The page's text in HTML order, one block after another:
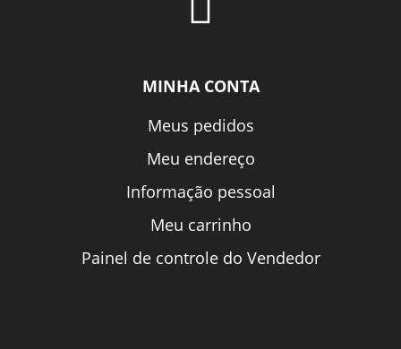
MINHA CONTA
Meus pedidos
Meu endereço
Informação pessoal
Meu carrinho
Painel de controle do Vendedor